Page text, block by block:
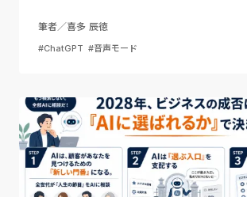
筆者／喜多 辰徳
#ChatGPT #音声モード